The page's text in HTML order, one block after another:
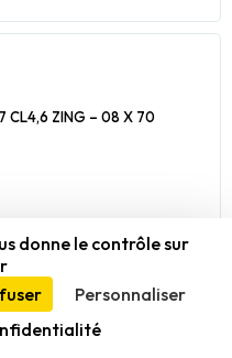
CL4,6 ZING – 08 X 70
donne le contrôle sur
Personnaliser